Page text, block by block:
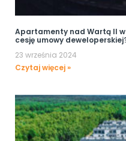
Apartamenty nad Wartą II
cesję umowy
23 września 2024
Czytaj więcej »